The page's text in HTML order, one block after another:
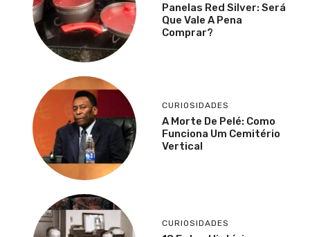
Panelas Red Silver: Será
Que Vale A Pena
Comprar?
CURIOSIDADES
A Morte De Pelé: Como
Funciona Um Cemitério
Vertical
CURIOSIDADES